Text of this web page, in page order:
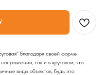
благодаря своей форме
так и в круговом, что
виды объектов, будь это